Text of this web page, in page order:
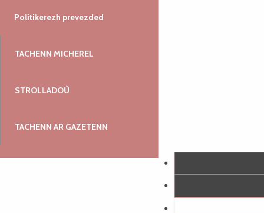
Politikerezh prevezded
TACHENN MICHEREL
STROLLADOÙ
TACHENN AR GAZETENN